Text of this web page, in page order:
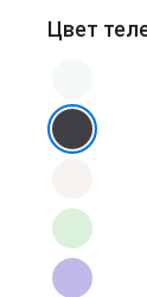
Цвет